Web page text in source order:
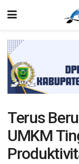
Terus
UMKM